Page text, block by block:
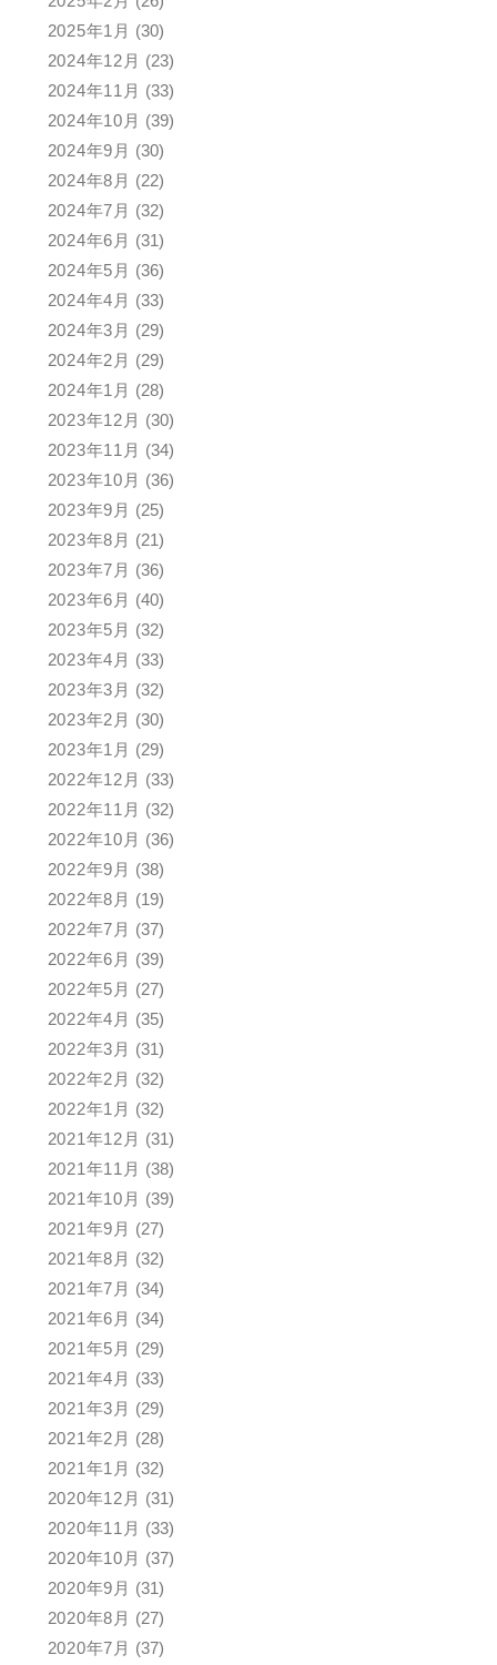
2025年1月 (30)
2024年12月 (23)
2024年11月 (33)
2024年10月 (39)
2024年9月 (30)
2024年8月 (22)
2024年7月 (32)
2024年6月 (31)
2024年5月 (36)
2024年4月 (33)
2024年3月 (29)
2024年2月 (29)
2024年1月 (28)
2023年12月 (30)
2023年11月 (34)
2023年10月 (36)
2023年9月 (25)
2023年8月 (21)
2023年7月 (36)
2023年6月 (40)
2023年5月 (32)
2023年4月 (33)
2023年3月 (32)
2023年2月 (30)
2023年1月 (29)
2022年12月 (33)
2022年11月 (32)
2022年10月 (36)
2022年9月 (38)
2022年8月 (19)
2022年7月 (37)
2022年6月 (39)
2022年5月 (27)
2022年4月 (35)
2022年3月 (31)
2022年2月 (32)
2022年1月 (32)
2021年12月 (31)
2021年11月 (38)
2021年10月 (39)
2021年9月 (27)
2021年8月 (32)
2021年7月 (34)
2021年6月 (34)
2021年5月 (29)
2021年4月 (33)
2021年3月 (29)
2021年2月 (28)
2021年1月 (32)
2020年12月 (31)
2020年11月 (33)
2020年10月 (37)
2020年9月 (31)
2020年8月 (27)
2020年7月 (37)